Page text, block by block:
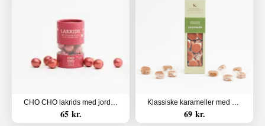
CHO CHO lakrids med jordbær
65 kr.
Klassiske karameller med brombær
69 kr.